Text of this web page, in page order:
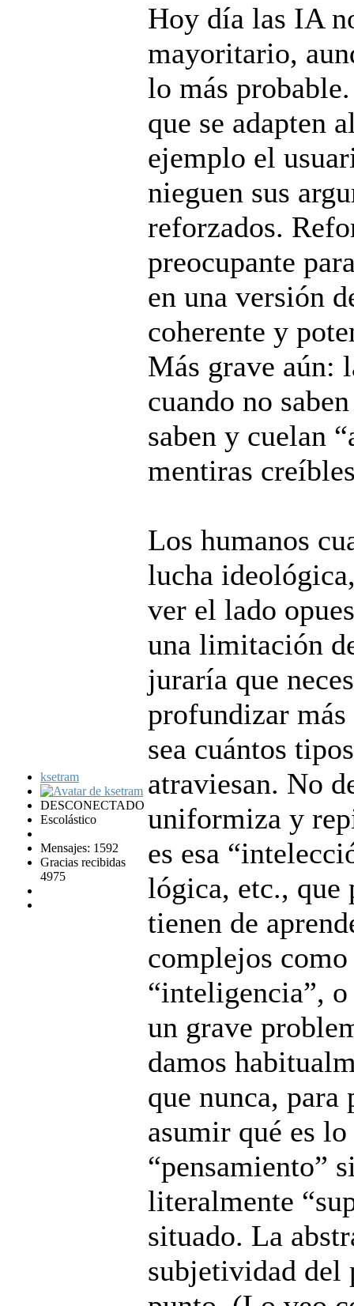
ksetram
DESCONECTADO
Escolástico
Mensajes: 1592
Gracias recibidas
4975
Hoy día las IA
mayoritario,
lo más
que se adapten
ejemplo el
nieguen sus
reforzados.
preocupante
en una versión
coherente y
Más grave aún:
cuando no
saben y cuelan
mentiras
Los humanos
lucha
ver el lado
una limitación
juraría que
profundizar más
sea cuántos
atraviesan. No
uniformiza y
es esa
lógica, etc., que
tienen de
complejos
“inteligencia”,
un grave
damos
que nunca,
asumir qué es
“pensamiento”
literalmente
situado. La
subjetividad del